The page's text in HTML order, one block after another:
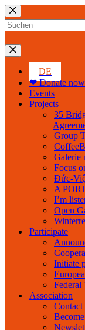
Skip
to
content
No
results
DE
❤ Donate now
Events
Projects
35
Group
Galerie
Focus
Đức-
A
I’m
Open
Participate
Initiate
Federal
Association
Contact